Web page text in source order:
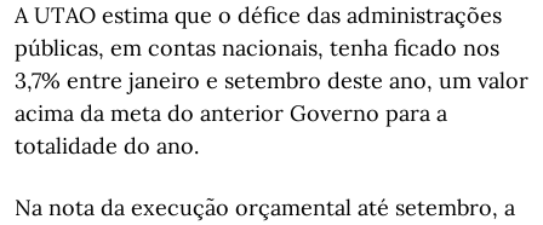
A UTAO estima que o défice das administrações
públicas, em contas nacionais, tenha ficado nos
3,7% entre janeiro e setembro deste ano, um valor
acima da meta do anterior Governo para a
totalidade do ano.
Na nota da execução orçamental até setembro, a